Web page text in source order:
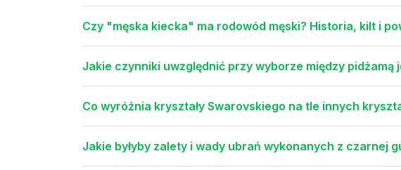
Czy "męska kiecka" ma rodowód męski? Historia, kilt i
Jakie czynniki uwzględnić przy wyborze między
Co wyróżnia kryształy Swarovskiego na tle innych
Jakie byłyby zalety i wady ubrań wykonanych z czarnej